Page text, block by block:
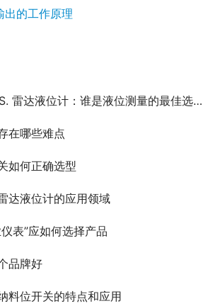
出的工作原理
雷达液位计：谁是液位测量的最佳选择？
在哪些难点
如何正确选型
达液位计的应用领域
表”应如何选择产品
品牌好
料位开关的特点和应用